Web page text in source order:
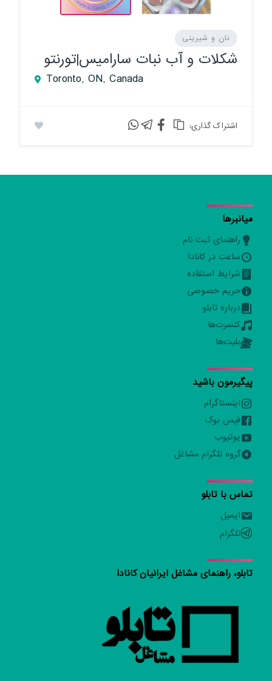
نان و شیرینی
شکلات و آب نبات سارامیس|تورنتو
Toronto, ON, Canada
:اشتراک گذاری
میانبرها
راهنمای ثبت نام
ساعت در کانادا
شرایط استفاده
حریم خصوصی
درباره تابلو
کنسرت‌ها
بلیت‌ها
پیگیرمون باشید
اینستاگرام
فیس بوک
یوتیوب
گروه تلگرام مشاغل
تماس با تابلو
ایمیل
تلگرام
تابلو، راهنمای مشاغل ایرانیان کانادا